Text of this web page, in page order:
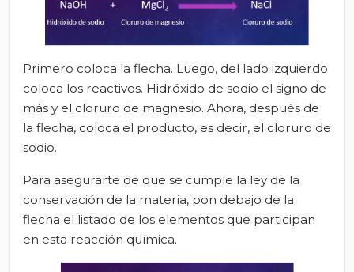
Primero coloca la flecha. Luego, del lado izquierdo
coloca los reactivos. Hidróxido de sodio el signo de
más y el cloruro de magnesio. Ahora, después de
la flecha, coloca el producto, es decir, el cloruro de
sodio.
Para asegurarte de que se cumple la ley de la
conservación de la materia, pon debajo de la
flecha el listado de los elementos que participan
en esta reacción química.